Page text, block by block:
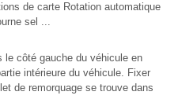
de carte Rotation automatique
sel ...
le côté gauche du véhicule en
intérieure du véhicule. Fixer
de remorquage se trouve dans